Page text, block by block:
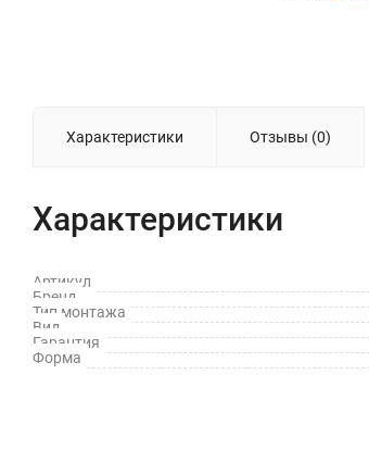
Характеристики Отзывы (0)
Характеристики
Артикул
Бренд
Тип монтажа
Вид
Гарантия
Форма